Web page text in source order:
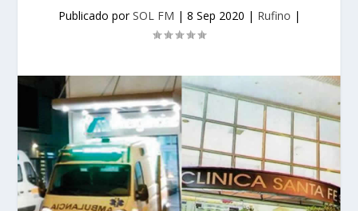
Publicado porSOL FM | 8 Sep 2020 | Rufino |